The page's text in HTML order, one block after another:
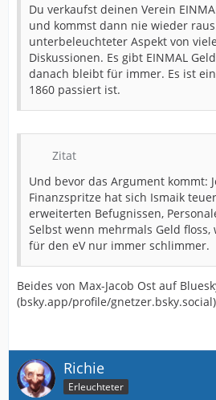
Du verkaufst deinen Verein
und kommst dann nie wieder
unterbeleuchteter Aspekt von
Diskussionen. Es gibt EINMAL
danach bleibt für immer. Es ist
1860 passiert ist.
Zitat
Und bevor das Argument kommt:
Finanzspritze hat sich Ismaik
erweiterten Befugnissen,
Selbst wenn mehrmals Geld
für den eV nur immer schlimmer.
Beides von Max-Jacob Ost auf
(bsky.app/profile/gnetzer.bsky.social)
Richie
Erleuchteter